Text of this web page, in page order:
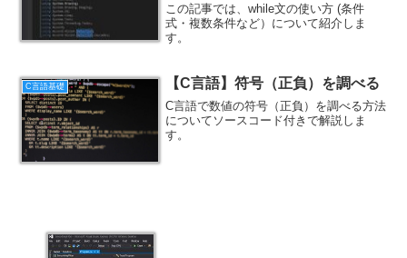
この記事では、while文の使い方 (条件
式・複数条件など）について紹介しま
す。
C言語基礎 【C言語】符号（正負）を調べる
C言語で数値の符号（正負）を調べる方法
についてソースコード付きで解説しま
す。